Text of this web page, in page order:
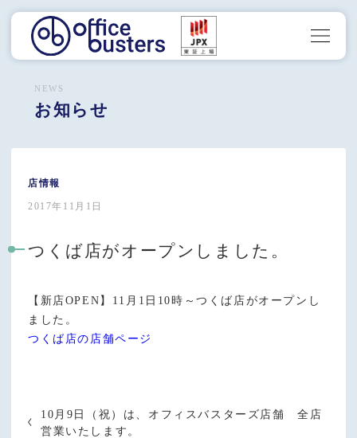
NEWS
お知らせ
店情報
2017年11月1日
つくば店がオープンしました。
【新店OPEN】11月1日10時～つくば店がオープンし
ました。
つくば店の店舗ページ
10月9日（祝）は、オフィスバスターズ店舗 全店
営業いたします。